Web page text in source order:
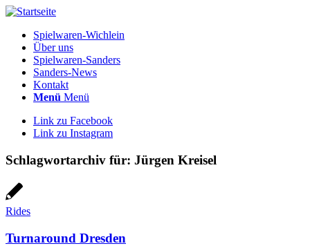
Spielwaren-Wichlein
Über uns
Spielwaren-Sanders
Sanders-News
Kontakt
Menü Menü
Link zu Facebook
Link zu Instagram
Schlagwortarchiv für: Jürgen Kreisel
Rides
Turnaround Dresden